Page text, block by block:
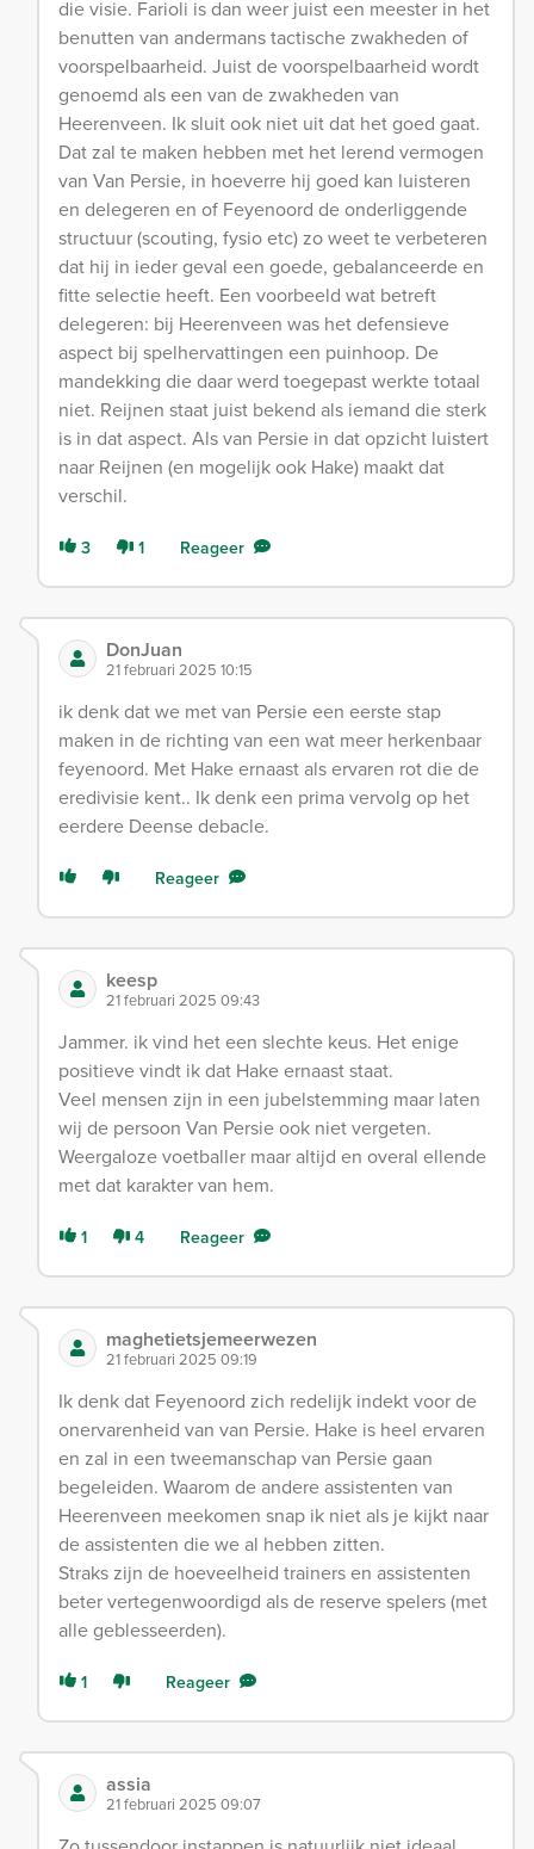
die visie. Farioli is dan weer juist een meester in het
benutten van andermans tactische zwakheden of
voorspelbaarheid. Juist de voorspelbaarheid wordt
genoemd als een van de zwakheden van
Heerenveen. Ik sluit ook niet uit dat het goed gaat.
Dat zal te maken hebben met het lerend vermogen
van Van Persie, in hoeverre hij goed kan luisteren
en delegeren en of Feyenoord de onderliggende
structuur (scouting, fysio etc) zo weet te verbeteren
dat hij in ieder geval een goede, gebalanceerde en
fitte selectie heeft. Een voorbeeld wat betreft
delegeren: bij Heerenveen was het defensieve
aspect bij spelhervattingen een puinhoop. De
mandekking die daar werd toegepast werkte totaal
niet. Reijnen staat juist bekend als iemand die sterk
is in dat aspect. Als van Persie in dat opzicht luistert
naar Reijnen (en mogelijk ook Hake) maakt dat
verschil.
3 1 Reageer
DonJuan
21 februari 2025 10:15
ik denk dat we met van Persie een eerste stap
maken in de richting van een wat meer herkenbaar
feyenoord. Met Hake ernaast als ervaren rot die de
eredivisie kent.. Ik denk een prima vervolg op het
eerdere Deense debacle.
Reageer
keesp
21 februari 2025 09:43
Jammer. ik vind het een slechte keus. Het enige
positieve vindt ik dat Hake ernaast staat.
Veel mensen zijn in een jubelstemming maar laten
wij de persoon Van Persie ook niet vergeten.
Weergaloze voetballer maar altijd en overal ellende
met dat karakter van hem.
1 4 Reageer
maghetietsjemeerwezen
21 februari 2025 09:19
Ik denk dat Feyenoord zich redelijk indekt voor de
onervarenheid van van Persie. Hake is heel ervaren
en zal in een tweemanschap van Persie gaan
begeleiden. Waarom de andere assistenten van
Heerenveen meekomen snap ik niet als je kijkt naar
de assistenten die we al hebben zitten.
Straks zijn de hoeveelheid trainers en assistenten
beter vertegenwoordigd als de reserve spelers (met
alle geblesseerden).
1 Reageer
assia
21 februari 2025 09:07